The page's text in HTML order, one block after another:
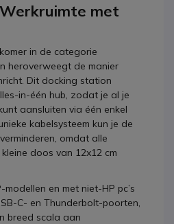
met
in de categorie
heroverweegt de manier
Dit docking station
in-één hub, zodat je al je
aansluiten via één enkel
kabelsysteem kun je de
omdat alle
doos van 12x12 cm
en met niet-HP pc’s
C- en Thunderbolt-poorten,
breed scala aan